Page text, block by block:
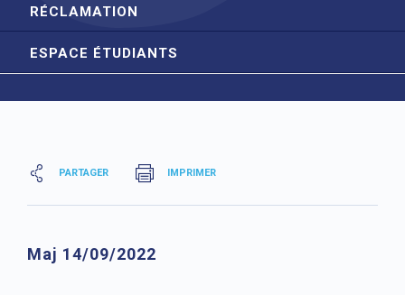
RÉCLAMATION
ESPACE ÉTUDIANTS
PARTAGER IMPRIMER
Maj 14/09/2022